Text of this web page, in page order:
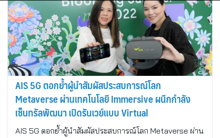
AIS 5G ตอกย้ำผู้นำสัมผัสประสบการณ์โลก
Metaverse ผ่านเทคโนโลยี Immersive ผนึกกำลัง
เซ็นทรัลพัฒนา เปิดรันเวย์แบบ Virtual
AIS 5G ตอกย้ำผู้นำสัมผัสประสบการณ์โลก Metaverse ผ่าน